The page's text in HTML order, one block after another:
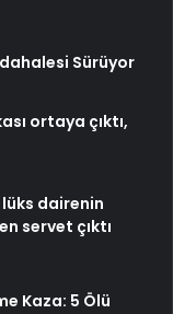
Sürüyor
ortaya çıktı,
lüks dairenin
servet çıktı
Kaza: 5 Ölü